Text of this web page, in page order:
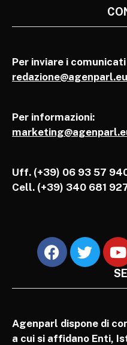
Per inviare i
redazione@agenparl.eu
Per informazioni:
Uff. (+39) 06 93 57
Cell. (+39) 340 681
Agenparl dispone di
a cui si affidano Enti,